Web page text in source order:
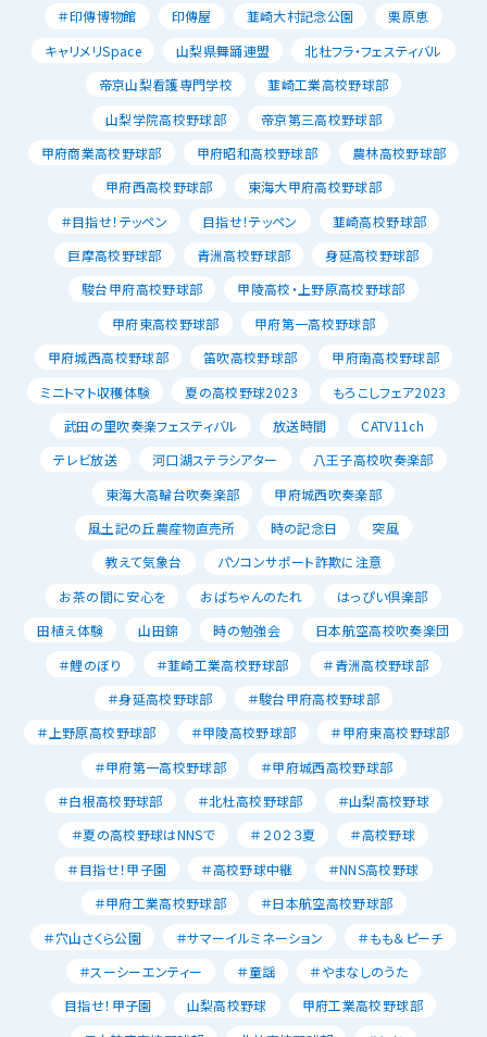
＃印傳博物館
印傳屋 韮崎大村記念公園
栗原恵
キャリメリSpace
山梨県舞踊連盟
北杜フラ・フェスティバル
帝京山梨看護専門学校
韮崎工業高校野球部
山梨学院高校野球部
帝京第三高校野球部
甲府商業高校野球部
甲府昭和高校野球部
農林高校野球部
甲府西高校野球部
東海大甲府高校野球部
＃目指せ！テッペン
目指せ！テッペン
韮崎高校野球部
巨摩高校野球部
青洲高校野球部
身延高校野球部
駿台甲府高校野球部
甲陵高校・上野原高校野球部
甲府東高校野球部
甲府第一高校野球部
甲府城西高校野球部
笛吹高校野球部
甲府南高校野球部
ミニトマト収穫体験
夏の高校野球2023
もろこしフェア2023
武田の里吹奏楽フェスティバル
放送時間
CATV11ch
テレビ放送
河口湖ステラシアター
八王子高校吹奏楽部
東海大高輪台吹奏楽部
甲府城西吹奏楽部
風土記の丘農産物直売所
時の記念日
突風
教えて気象台
パソコンサポート詐欺に注意
お茶の間に安心を
おばちゃんのたれ
はっぴい倶楽部
田植え体験
山田錦 時の勉強会
日本航空高校吹奏楽団
＃鯉のぼり
＃韮崎工業高校野球部
＃青洲高校野球部
＃身延高校野球部
＃駿台甲府高校野球部
＃上野原高校野球部
＃甲陵高校野球部
＃甲府東高校野球部
＃甲府第一高校野球部
＃甲府城西高校野球部
＃白根高校野球部
＃北杜高校野球部
＃山梨高校野球
＃夏の高校野球はNNSで
＃２０２３夏
＃高校野球
＃目指せ！甲子園
＃高校野球中継
＃NNS高校野球
＃甲府工業高校野球部
＃日本航空高校野球部
＃穴山さくら公園
＃サマーイルミネーション
＃もも＆ピーチ
＃スーシーエンティー
＃童謡
＃やまなしのうた
目指せ！甲子園
山梨高校野球
甲府工業高校野球部